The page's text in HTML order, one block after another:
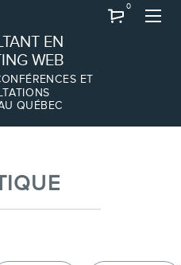
EN
WEB
ET
QUÉBEC
0